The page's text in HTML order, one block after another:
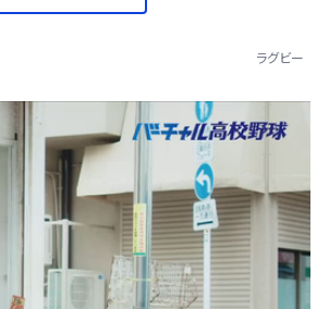
ラグビー